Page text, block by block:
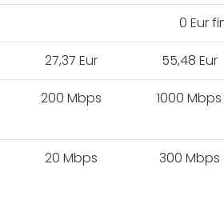
0 Eur
27,37 Eur 55,48 Eur
200 Mbps 1000 Mbps
20 Mbps 300 Mbps